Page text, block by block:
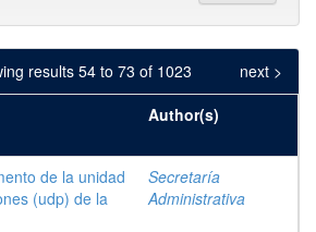
results 54 to 73 of 1023
next >
Author(s)
de la unidad
(udp) de la
Secretaría
Administrativa